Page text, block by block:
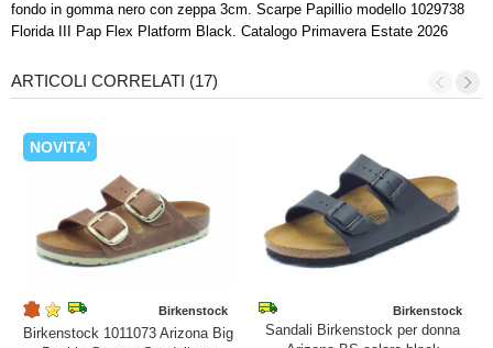
fondo in gomma nero con zeppa 3cm. Scarpe Papillio modello 1029738
Florida III Pap Flex Platform Black. Catalogo Primavera Estate 2026
ARTICOLI CORRELATI (17)
NOVITA'
Birkenstock
Birkenstock 1011073 Arizona Big
Birkenstock
Sandali Birkenstock per donna